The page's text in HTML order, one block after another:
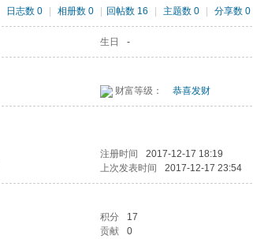
日志数 0 相册数 0 回帖数 16 主题数 0 分享数 0
生日 -
财富等级： 恭喜发财
注册时间 2017-12-17 18:19
上次发表时间 2017-12-17 23:54
积分 17
贡献 0